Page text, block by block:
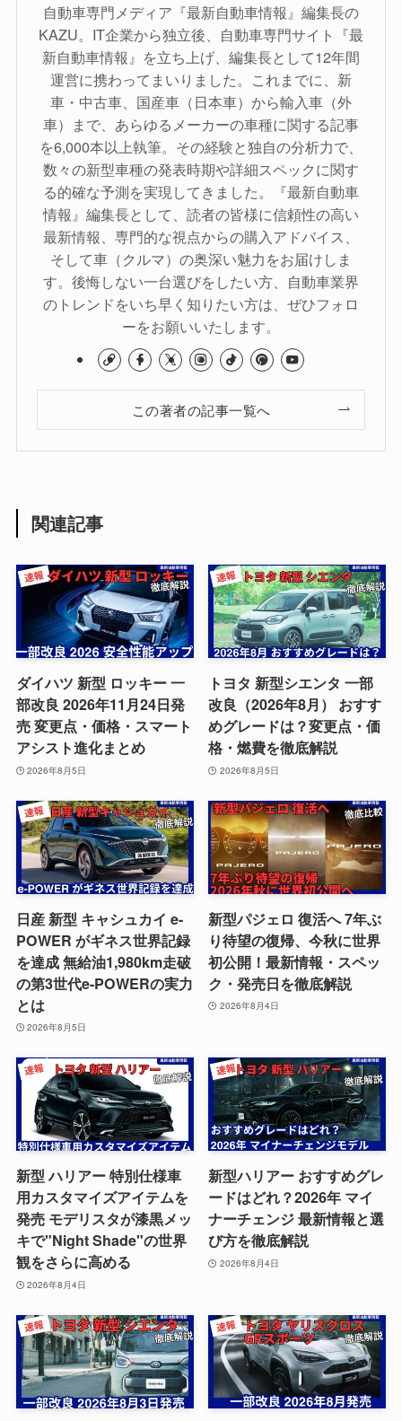
自動車専門メディア『最新自動車情報』編集長の
KAZU。IT企業から独立後、自動車専門サイト『最
新自動車情報』を立ち上げ、編集長として12年間
運営に携わってまいりました。これまでに、新
車・中古車、国産車（日本車）から輸入車（外
車）まで、あらゆるメーカーの車種に関する記事
を6,000本以上執筆。その経験と独自の分析力で、
数々の新型車種の発表時期や詳細スペックに関す
る的確な予測を実現してきました。『最新自動車
情報』編集長として、読者の皆様に信頼性の高い
最新情報、専門的な視点からの購入アドバイス、
そして車（クルマ）の奥深い魅力をお届けしま
す。後悔しない一台選びをしたい方、自動車業界
のトレンドをいち早く知りたい方は、ぜひフォロ
ーをお願いいたします。
この著者の記事一覧へ
関連記事
ダイハツ 新型 ロッキー 一
部改良 2026年11月24日発
売 変更点・価格・スマート
アシスト進化まとめ
2026年8月5日
トヨタ 新型シエンタ 一部
改良（2026年8月） おすす
めグレードは？変更点・価
格・燃費を徹底解説
2026年8月5日
日産 新型 キャシュカイ e-
POWER がギネス世界記録
を達成 無給油1,980km走破
の第3世代e-POWERの実力
とは
2026年8月5日
新型パジェロ 復活へ 7年ぶ
り待望の復帰、今秋に世界
初公開！最新情報・スペッ
ク・発売日を徹底解説
2026年8月4日
新型 ハリアー 特別仕様車
用カスタマイズアイテムを
発売 モデリスタが漆黒メッ
キで"Night Shade"の世界
観をさらに高める
2026年8月4日
新型ハリアー おすすめグレ
ードはどれ？2026年 マイ
ナーチェンジ 最新情報と選
び方を徹底解説
2026年8月4日